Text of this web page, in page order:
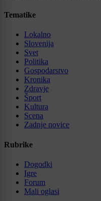
Tematike
Lokalno
Slovenija
Svet
Politika
Gospodarstvo
Kronika
Zdravje
Šport
Kultura
Scena
Zadnje novice
Rubrike
Dogodki
Igre
Forum
Mali oglasi